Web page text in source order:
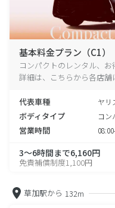
基本料金プラン（C1）
コンパクトのレンタル、
詳細は、こちらから各店舗
代表車種 ヤリ
ボディタイプ コン
営業時間
3～6時間まで6,160円
免責補償制度1,100円
草加駅から 132m